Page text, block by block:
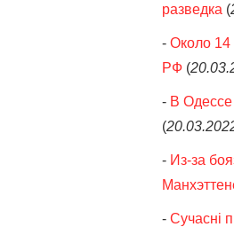
разведка (
- Около 14
РФ (
- В
(
- Из-за
- Сучасні